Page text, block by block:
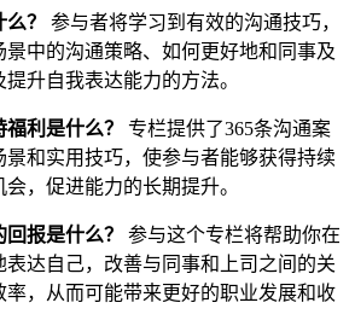
？
参与者将学习到有效的沟通技巧，
景中的沟通策略、如何更好地和同事及
升自我表达能力的方法。
利是什么？
专栏提供了365条沟通案
景和实用技巧，使参与者能够获得持续
，促进能力的长期提升。
报是什么？
参与这个专栏将帮助你在
表达自己，改善与同事和上司之间的关
率，从而可能带来更好的职业发展和收